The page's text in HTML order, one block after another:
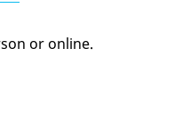
or online.